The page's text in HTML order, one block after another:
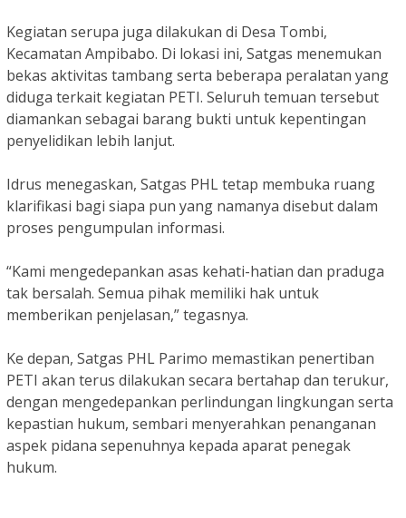
Kegiatan serupa juga dilakukan di Desa Tombi,
Kecamatan Ampibabo. Di lokasi ini, Satgas menemukan
bekas aktivitas tambang serta beberapa peralatan yang
diduga terkait kegiatan PETI. Seluruh temuan tersebut
diamankan sebagai barang bukti untuk kepentingan
penyelidikan lebih lanjut.
Idrus menegaskan, Satgas PHL tetap membuka ruang
klarifikasi bagi siapa pun yang namanya disebut dalam
proses pengumpulan informasi.
“Kami mengedepankan asas kehati-hatian dan praduga
tak bersalah. Semua pihak memiliki hak untuk
memberikan penjelasan,” tegasnya.
Ke depan, Satgas PHL Parimo memastikan penertiban
PETI akan terus dilakukan secara bertahap dan terukur,
dengan mengedepankan perlindungan lingkungan serta
kepastian hukum, sembari menyerahkan penanganan
aspek pidana sepenuhnya kepada aparat penegak
hukum.